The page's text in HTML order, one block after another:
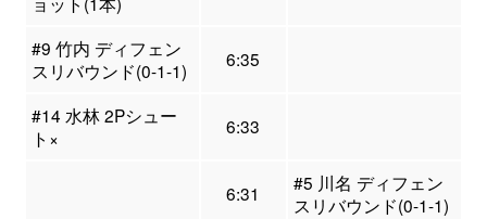
#9 竹内 ディフェン
スリバウンド(0-1-1)
6:35
#14 水林 2Pシュー
ト×
6:33
6:31
#5 川名 ディフェン
スリバウンド(0-1-1)